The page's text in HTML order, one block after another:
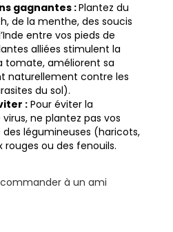
gagnantes :Plantez du
de la menthe, des soucis
entre vos pieds de
alliées stimulent la
tomate, améliorent sa
naturellement contre les
du sol).
: Pour éviter la
ne plantez pas vos
légumineuses (haricots,
rouges ou des fenouils.
à un ami